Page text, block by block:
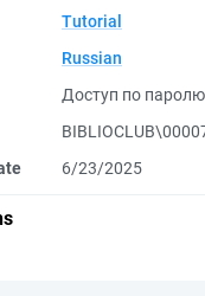
Tutorial
Russian
Доступ по паролю
6/23/2025